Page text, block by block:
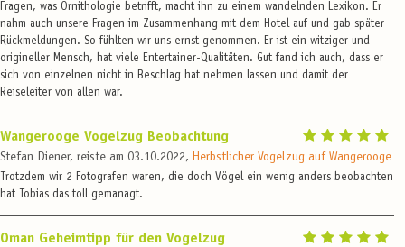
Fragen, was Ornithologie betrifft, macht ihn zu einem wandelnden Lexikon. Er
nahm auch unsere Fragen im Zusammenhang mit dem Hotel auf und gab später
Rückmeldungen. So fühlten wir uns ernst genommen. Er ist ein witziger und
origineller Mensch, hat viele Entertainer-Qualitäten. Gut fand ich auch, dass er
sich von einzelnen nicht in Beschlag hat nehmen lassen und damit der
Reiseleiter von allen war.
Wangerooge Vogelzug Beobachtung
Stefan Diener, reiste am 03.10.2022, Herbstlicher Vogelzug auf Wangerooge
Trotzdem wir 2 Fotografen waren, die doch Vögel ein wenig anders beobachten
hat Tobias das toll gemanagt.
Oman Geheimtipp für den Vogelzug